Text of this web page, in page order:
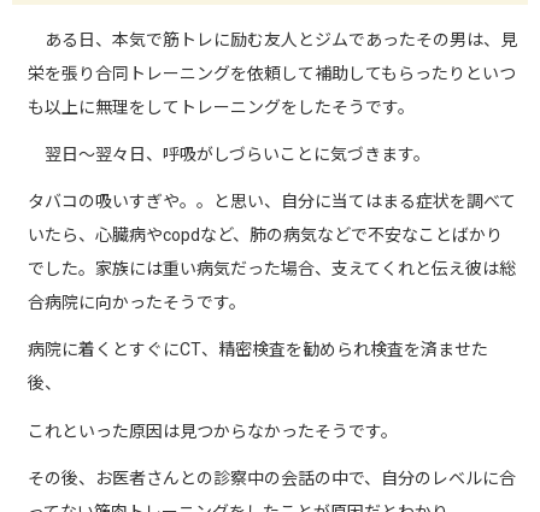
ある日、本気で筋トレに励む友人とジムであったその男は、見
栄を張り合同トレーニングを依頼して補助してもらったりといつ
も以上に無理をしてトレーニングをしたそうです。
翌日〜翌々日、呼吸がしづらいことに気づきます。
タバコの吸いすぎや。。
と思い、自分に当てはまる症状を調べて
いたら、心臓病やcopdなど、肺の病気などで不安なことばかり
でした。家族には重い病気だった場合、支えてくれと伝え彼は総
合病院に向かったそうです。
病院に着くとすぐにCT、精密検査を勧められ検査を済ませた
後、
これといった原因は見つからなかったそうです。
その後、お医者さんとの診察中の会話の中で、自分のレベルに合